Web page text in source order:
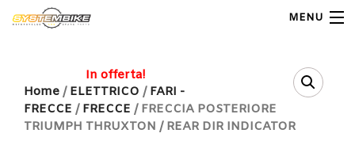
MENU
Home
Home / ELETTRICO / FARI -
FRECCE / FRECCE / FRECCIA POSTERIORE
TRIUMPH THRUXTON / REAR DIR INDICATOR
In offerta!